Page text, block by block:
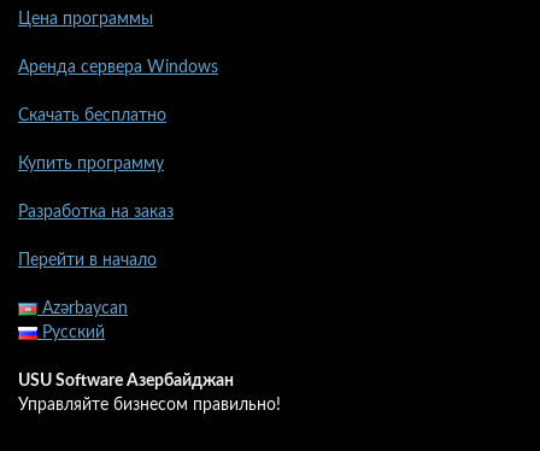
Цена программы
Аренда сервера Windows
Скачать бесплатно
Купить программу
Разработка на заказ
Перейти в начало
Azərbaycan
Русский
USU Software Азербайджан
Управляйте бизнесом правильно!